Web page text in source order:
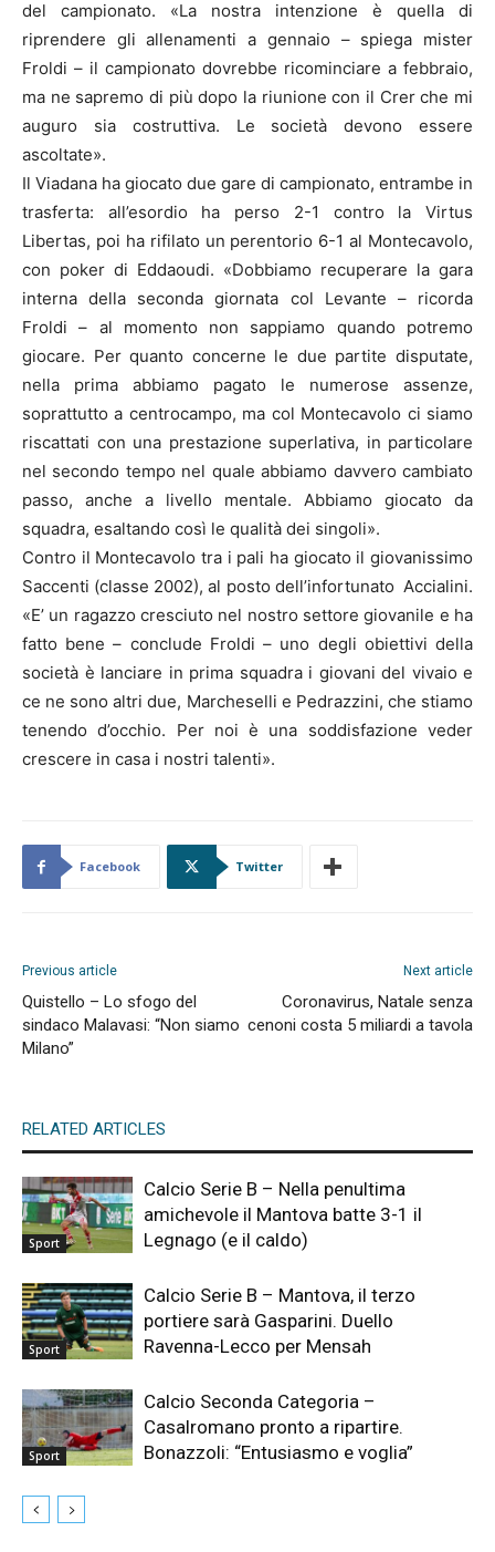
del campionato. «La nostra intenzione è quella di
riprendere gli allenamenti a gennaio – spiega mister
Froldi – il campionato dovrebbe ricominciare a febbraio,
ma ne sapremo di più dopo la riunione con il Crer che mi
auguro sia costruttiva. Le società devono essere
ascoltate».
Il Viadana ha giocato due gare di campionato, entrambe in
trasferta: all’esordio ha perso 2-1 contro la Virtus
Libertas, poi ha rifilato un perentorio 6-1 al Montecavolo,
con poker di Eddaoudi. «Dobbiamo recuperare la gara
interna della seconda giornata col Levante – ricorda
Froldi – al momento non sappiamo quando potremo
giocare. Per quanto concerne le due partite disputate,
nella prima abbiamo pagato le numerose assenze,
soprattutto a centrocampo, ma col Montecavolo ci siamo
riscattati con una prestazione superlativa, in particolare
nel secondo tempo nel quale abbiamo davvero cambiato
passo, anche a livello mentale. Abbiamo giocato da
squadra, esaltando così le qualità dei singoli».
Contro il Montecavolo tra i pali ha giocato il giovanissimo
Saccenti (classe 2002), al posto dell’infortunato Accialini.
«E’ un ragazzo cresciuto nel nostro settore giovanile e ha
fatto bene – conclude Froldi – uno degli obiettivi della
società è lanciare in prima squadra i giovani del vivaio e
ce ne sono altri due, Marcheselli e Pedrazzini, che stiamo
tenendo d’occhio. Per noi è una soddisfazione veder
crescere in casa i nostri talenti».
Facebook Twitter
Previous article
Quistello – Lo sfogo del
sindaco Malavasi: “Non siamo
Milano”
Next article
Coronavirus, Natale senza
cenoni costa 5 miliardi a tavola
RELATED ARTICLES
Sport
Calcio Serie B – Nella penultima
amichevole il Mantova batte 3-1 il
Legnago (e il caldo)
Sport
Calcio Serie B – Mantova, il terzo
portiere sarà Gasparini. Duello
Ravenna-Lecco per Mensah
Sport
Calcio Seconda Categoria –
Casalromano pronto a ripartire.
Bonazzoli: “Entusiasmo e voglia”